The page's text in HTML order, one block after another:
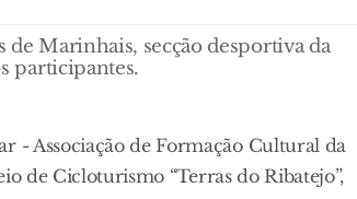
Marinhais, secção desportiva da
participantes.
- Associação de Formação Cultural da
de Cicloturismo “Terras do Ribatejo”,